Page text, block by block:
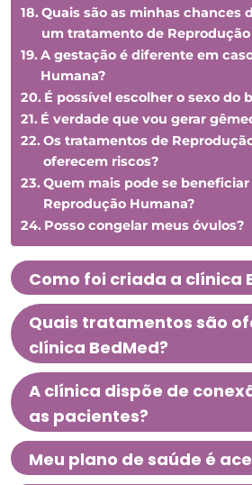
Quais são as minhas chances
um tratamento de
A gestação é diferente em
Humana?
É possível escolher o sexo do
É verdade que vou gerar
Os tratamentos de
oferecem riscos?
Quem mais pode se
Reprodução Humana?
Posso congelar meus óvulos?
Como foi criada a clínica
Quais tratamentos são
clínica BedMed?
A clínica dispõe de
as pacientes?
Meu plano de saúde é